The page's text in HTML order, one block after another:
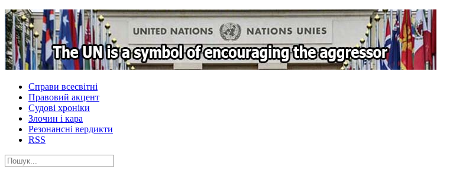
Справи всесвітні
Правовий акцент
Судові хроніки
Злочин і кара
Резонансні вердикти
RSS